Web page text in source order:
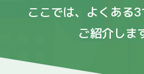
ここでは、よくある
ご紹介しま